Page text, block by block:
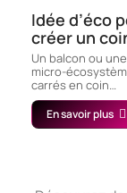
Idée d’éco
créer un
Un balcon ou
micro-
carrés en coin…
En savoir plus